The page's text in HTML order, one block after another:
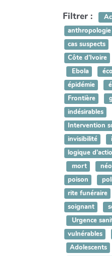
Filtrer :
anthropologie
cas suspects
Côte d’Ivoire
Ebola
épidémie
Frontière
indésirables
Intervention
invisibilité
logique
mort
poison
rite funéraire
soignant
Urgence
vulnérables
Adolescents